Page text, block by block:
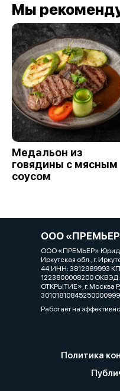
Мы
Медальон из
говядины с мясным
соусом
ООО
ООО «ПРЕМЬЕР»
Иркутская обл., г.
44.ИНН: 3812989993
1223800008200
ОТКРЫТИЕ», г. Москва
Работает на
Политика